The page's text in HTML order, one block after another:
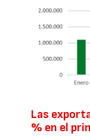
Las
% en el